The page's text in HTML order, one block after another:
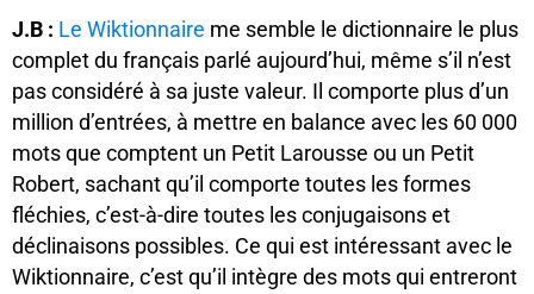
J.B : Le Wiktionnaire me semble le dictionnaire le plus
complet du français parlé aujourd’hui, même s’il n’est
pas considéré à sa juste valeur. Il comporte plus d’un
million d’entrées, à mettre en balance avec les 60 000
mots que comptent un Petit Larousse ou un Petit
Robert, sachant qu’il comporte toutes les formes
fléchies, c’est-à-dire toutes les conjugaisons et
déclinaisons possibles. Ce qui est intéressant avec le
Wiktionnaire, c’est qu’il intègre des mots qui entreront